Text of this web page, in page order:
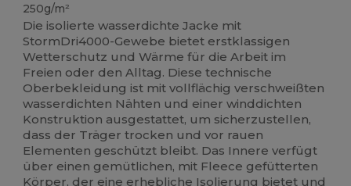
250g/m²
Die isolierte wasserdichte Jacke mit
StormDri4000-Gewebe bietet erstklassigen
Wetterschutz und Wärme für die Arbeit im
Freien oder den Alltag. Diese technische
Oberbekleidung ist mit vollflächig verschweißten
wasserdichten Nähten und einer winddichten
Konstruktion ausgestattet, um sicherzustellen,
dass der Träger trocken und vor rauen
Elementen geschützt bleibt. Das Innere verfügt
über einen gemütlichen, mit Fleece gefütterten
Körper, der eine erhebliche Isolierung bietet und